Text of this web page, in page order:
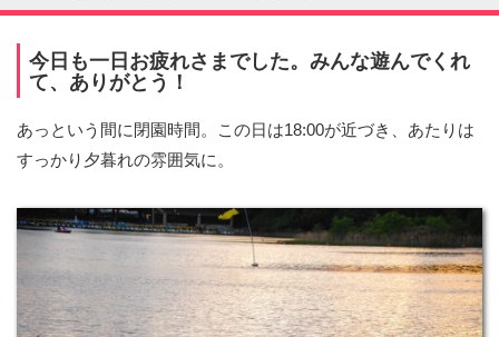
今日も一日お疲れさまでした。みんな遊んでくれ
て、ありがとう！
あっという間に閉園時間。この日は18:00が近づき、あたりは
すっかり夕暮れの雰囲気に。